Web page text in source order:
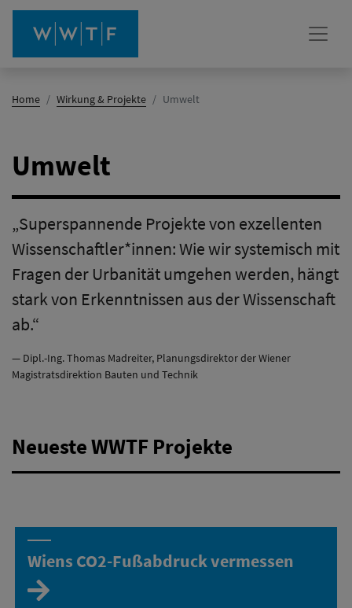
Home Wirkung & Projekte Umwelt(Aktiv)
Umwelt
„Superspannende Projekte von exzellenten
Wissenschaftler*innen: Wie wir systemisch mit
Fragen der Urbanität umgehen werden, hängt
stark von Erkenntnissen aus der Wissenschaft
ab.“
Dipl.-Ing. Thomas Madreiter, Planungsdirektor der Wiener
Magistratsdirektion Bauten und Technik
Neueste WWTF Projekte
Wiens CO2-Fußabdruck vermessen